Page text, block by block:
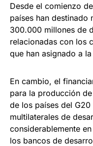
Desde el comienzo
países han destinado
300.000 millones de
relacionadas con los
que han asignado a
En cambio, el
para la producción
de los países del
multilaterales de
considerablemente
los bancos de